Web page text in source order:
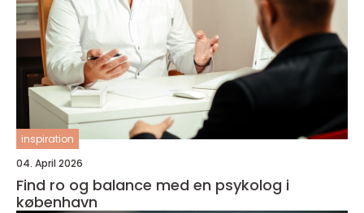
inspiration
04. April 2026
Find ro og balance med en psykolog i
københavn